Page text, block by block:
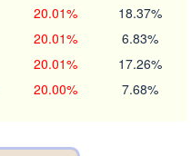
20.01% 18.37%
20.01% 6.83%
20.01% 17.26%
20.00% 7.68%